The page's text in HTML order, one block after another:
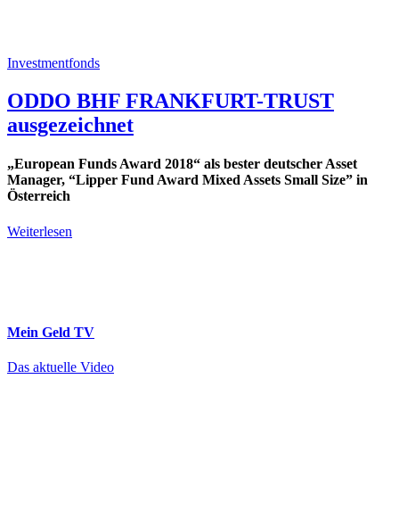
Investmentfonds
ODDO BHF FRANKFURT-TRUST
ausgezeichnet
„European Funds Award 2018“ als bester deutscher Asset
Manager, “Lipper Fund Award Mixed Assets Small Size” in
Österreich
Weiterlesen
Mein Geld TV
Das aktuelle Video